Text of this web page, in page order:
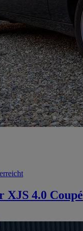
XJS 4.0 Coupé